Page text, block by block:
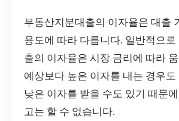
부동산지분대출의 이자율은 대출
용도에 따라 다릅니다. 일반적으로
출의 이자율은 시장 금리에 따라
예상보다 높은 이자를 내는 경우도
낮은 이자를 받을 수도 있기 때문
고는 할 수 없습니다.